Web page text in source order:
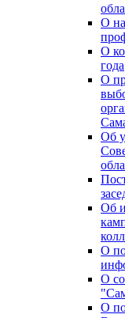
О
О
года
О
Об
Об
О
О
О